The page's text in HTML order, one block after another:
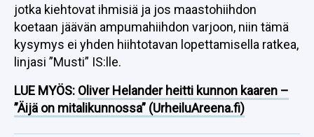
jotka kiehtovat ihmisiä ja jos maastohiihdon
koetaan jäävän ampumahiihdon varjoon, niin tämä
kysymys ei yhden hiihtotavan lopettamisella ratkea,
linjasi ”Musti” IS:lle.
LUE MYÖS: Oliver Helander heitti kunnon kaaren –
”Äijä on mitalikunnossa” (UrheiluAreena.fi)